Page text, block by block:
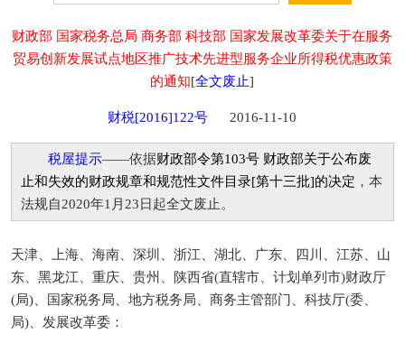
财政部 国家税务总局 商务部 科技部 国家发展改革委关于在服务
贸易创新发展试点地区推广技术先进型服务企业所得税优惠政策
的通知[全文废止]
财税[2016]122号 2016-11-10
税屋提示——依据财政部令第103号 财政部关​于公布废
止和失效的财政规章和规范性文件目录[第十三批]的决定 ，本
法规自2020年1月23日起全文废止。
天津、上海、海南、深圳、浙江、湖北、广东、四川、江苏、山
东、黑龙江、重庆、贵州、陕西省(直辖市、计划单列市)财政厅
(局)、国家税务局、地方税务局、商务主管部门、科技厅(委、
局)、发展改革委：